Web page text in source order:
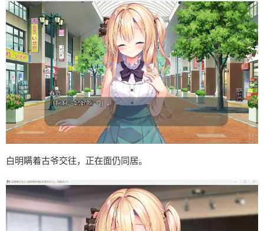
白明瞒着古爷交往，正在面仍同居。